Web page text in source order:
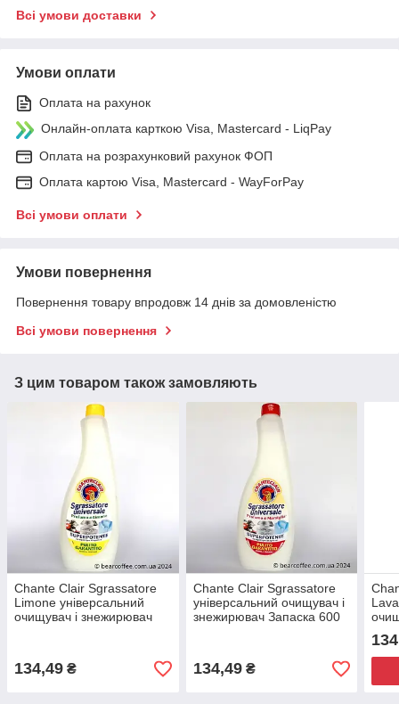
Всі умови доставки
Умови оплати
Оплата на рахунок
Онлайн-оплата карткою Visa, Mastercard - LiqPay
Оплата на розрахунковий рахунок ФОП
Оплата картою Visa, Mastercard - WayForPay
Всі умови оплати
Умови повернення
Повернення товару впродовж 14 днів за домовленістю
Всі умови повернення
З цим товаром також замовляють
Chante Clair Sgrassatore
Limone універсальний
очищувач і знежирювач
134,49 ₴
Chante Clair Sgrassatore
універсальний очищувач і
знежирювач Запаска 600
134,49₴
600